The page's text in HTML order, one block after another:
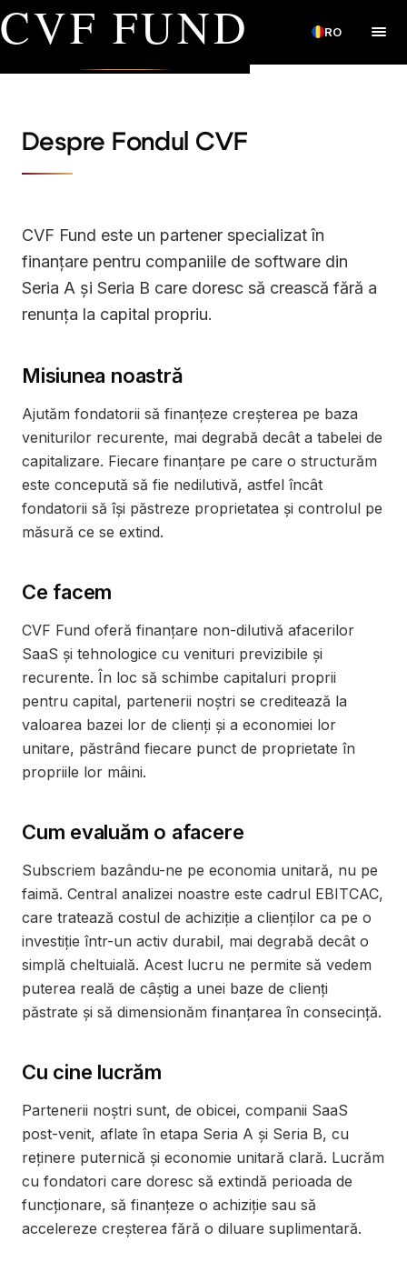
CVF FUND RO
Despre Fondul CVF
CVF Fund este un partener specializat în
finanțare pentru companiile de software din
Seria A și Seria B care doresc să crească fără a
renunța la capital propriu.
Misiunea noastră
Ajutăm fondatorii să finanțeze creșterea pe baza
veniturilor recurente, mai degrabă decât a tabelei de
capitalizare. Fiecare finanțare pe care o structurăm
este concepută să fie nedilutivă, astfel încât
fondatorii să își păstreze proprietatea și controlul pe
măsură ce se extind.
Ce facem
CVF Fund oferă finanțare non-dilutivă afacerilor
SaaS și tehnologice cu venituri previzibile și
recurente. În loc să schimbe capitaluri proprii
pentru capital, partenerii noștri se creditează la
valoarea bazei lor de clienți și a economiei lor
unitare, păstrând fiecare punct de proprietate în
propriile lor mâini.
Cum evaluăm o afacere
Subscriem bazându-ne pe economia unitară, nu pe
faimă. Central analizei noastre este cadrul EBITCAC,
care tratează costul de achiziție a clienților ca pe o
investiție într-un activ durabil, mai degrabă decât o
simplă cheltuială. Acest lucru ne permite să vedem
puterea reală de câștig a unei baze de clienți
păstrate și să dimensionăm finanțarea în consecință.
Cu cine lucrăm
Partenerii noștri sunt, de obicei, companii SaaS
post-venit, aflate în etapa Seria A și Seria B, cu
reținere puternică și economie unitară clară. Lucrăm
cu fondatori care doresc să extindă perioada de
funcționare, să finanțeze o achiziție sau să
accelereze creșterea fără o diluare suplimentară.